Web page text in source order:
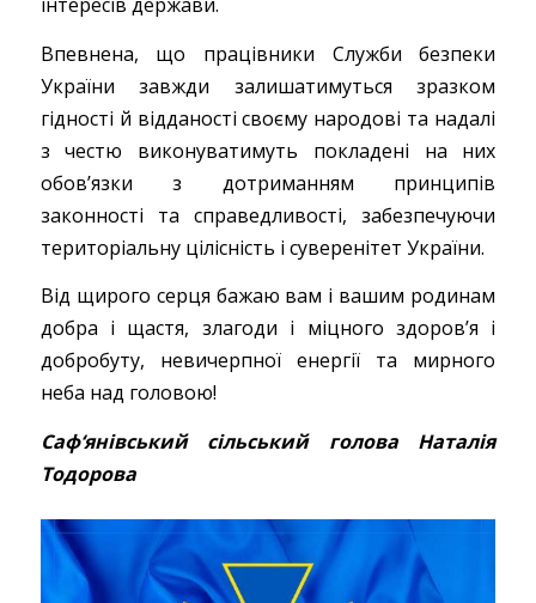
Впевнена, що працівники Служби безпеки
України завжди залишатимуться зразком
гідності й відданості своєму народові та надалі
з честю виконуватимуть покладені на них
обов’язки з дотриманням принципів
законності та справедливості, забезпечуючи
територіальну цілісність і суверенітет України.
Від щирого серця бажаю вам і вашим родинам
добра і щастя, злагоди і міцного здоров’я і
добробуту, невичерпної енергії та мирного
неба над головою!
Саф‘янівський сільський голова Наталія
Тодорова